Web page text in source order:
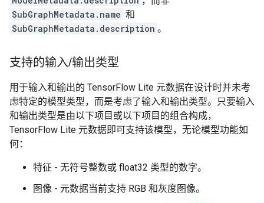
SubGraphMetadata.name 和
SubGraphMetadata.description 。
支持的输入/输出类型
用于输入和输出的 TensorFlow Lite 元数据在设计时并未考
虑特定的模型类型，而是考虑了输入和输出类型。只要输入
和输出类型是由以下项目或以下项目的组合构成，
TensorFlow Lite 元数据即可支持该模型，无论模型功能如
何：
特征 - 无符号整数或 float32 类型的数字。
图像 - 元数据当前支持 RGB 和灰度图像。